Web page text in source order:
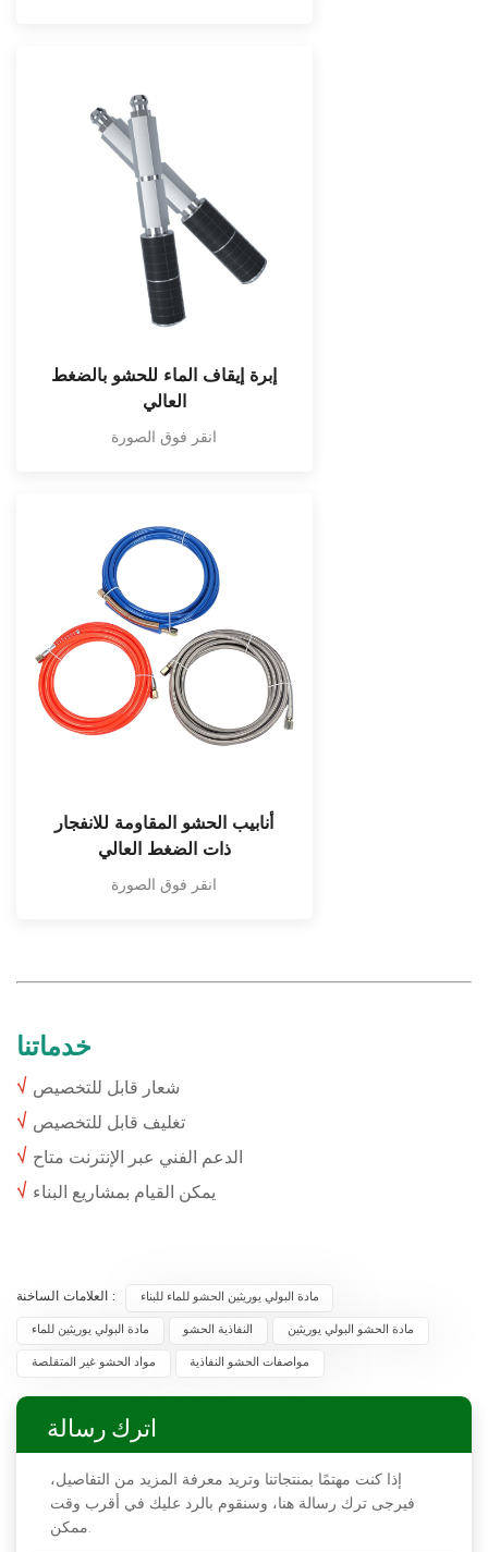
إبرة إيقاف الماء للحشو بالضغط
العالي
انقر فوق الصورة
أنابيب الحشو المقاومة للانفجار
ذات الضغط العالي
انقر فوق الصورة
خدماتنا
√ شعار قابل للتخصيص
√ تغليف قابل للتخصيص
√ الدعم الفني عبر الإنترنت متاح
√ يمكن القيام بمشاريع البناء
العلامات الساخنة : مادة البولي يوريثين الحشو للماء للبناء
مادة البولي يوريثين للماء النفاذية الحشو مادة الحشو البولي يوريثين
مواد الحشو غير المتقلصة مواصفات الحشو النفاذية
اترك رسالة
إذا كنت مهتمًا بمنتجاتنا وتريد معرفة المزيد من التفاصيل،
فيرجى ترك رسالة هنا، وسنقوم بالرد عليك في أقرب وقت
ممكن.